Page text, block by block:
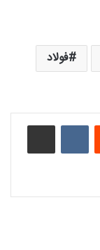
فولاد
‫رددیت ‫VKontakteاشتراک گذاری از طریق ایمیل